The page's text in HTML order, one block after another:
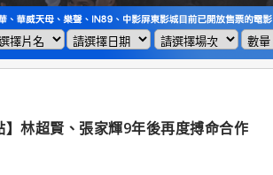
林超賢、張家輝9年後再度搏命合作